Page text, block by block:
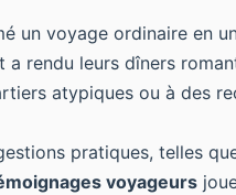
voyage ordinaire en
rendu leurs dîners
atypiques ou à des
pratiques, telles
voyageurs